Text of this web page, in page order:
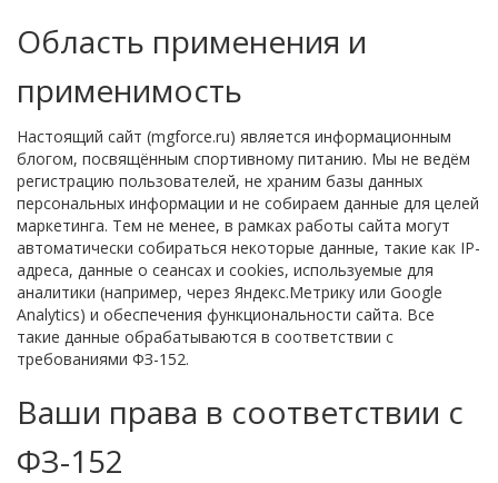
Область применения и
применимость
Настоящий сайт (mgforce.ru) является информационным
блогом, посвящённым спортивному питанию. Мы не ведём
регистрацию пользователей, не храним базы данных
персональных информации и не собираем данные для целей
маркетинга. Тем не менее, в рамках работы сайта могут
автоматически собираться некоторые данные, такие как IP-
адреса, данные о сеансах и cookies, используемые для
аналитики (например, через Яндекс.Метрику или Google
Analytics) и обеспечения функциональности сайта. Все
такие данные обрабатываются в соответствии с
требованиями ФЗ-152.
Ваши права в соответствии с
ФЗ-152